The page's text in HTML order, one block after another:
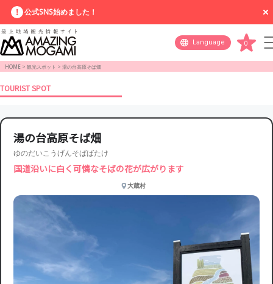
公式SNS始めました！
Language 0
HOME > 観光スポット > 湯の台高原そば畑
TOURIST SPOT
湯の台高原そば畑
ゆのだいこうげんそばばたけ
国道沿いに白く可憐なそばの花が広がります
大蔵村